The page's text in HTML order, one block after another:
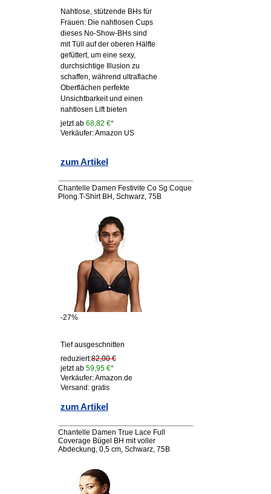
Nahtlose, stützende BHs für
Frauen: Die nahtlosen Cups
dieses No-Show-BHs sind
mit Tüll auf der oberen Hälfte
gefüttert, um eine sexy,
durchsichtige Illusion zu
schaffen, während ultraflache
Oberflächen perfekte
Unsichtbarkeit und einen
nahtlosen Lift bieten
jetzt ab 68,82 €*
Verkäufer: Amazon US
zum Artikel
Chantelle Damen Festivite Co Sg Coque
Plong.T-Shirt BH, Schwarz, 75B
-27%
Tief ausgeschnitten
reduziert:82,00 €
jetzt ab 59,95 €*
Verkäufer: Amazon.de
Versand: gratis
zum Artikel
Chantelle Damen True Lace Full
Coverage Bügel BH mit voller
Abdeckung, 0,5 cm, Schwarz, 75B